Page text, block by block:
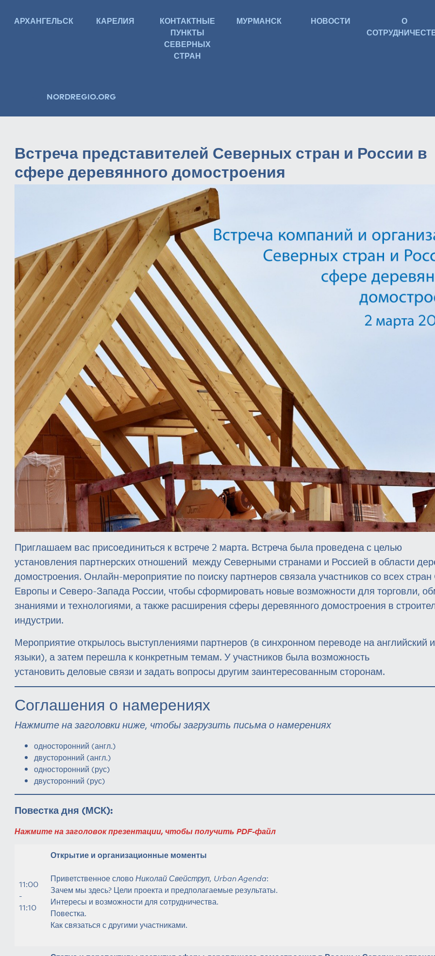
АРХАНГЕЛЬСК КАРЕЛИЯ
КОНТАКТНЫЕ
ПУНКТЫ
СЕВЕРНЫХ
СТРАН
МУРМАНСК НОВОСТИ
О
NORDREGIO.ORG
Встреча представителей Северных стран и России в
сфере деревянного домостроения
Приглашаем вас присоединиться к встрече 2 марта. Встреча была проведена с целью
установления партнерских отношений между Северными странами и Россией в области
домостроения. Онлайн-мероприятие по поиску партнеров связала участников со всех
Европы и Северо-Запада России, чтобы сформировать новые возможности для торговли,
знаниями и технологиями, а также расширения сферы деревянного домостроения в
индустрии.
Мероприятие открылось выступлениями партнеров (в синхронном переводе на английский
языки), а затем перешла к конкретным темам. У участников была возможность
установить деловые связи и задать вопросы другим заинтересованным сторонам.
Соглашения о намерениях
Нажмите на заголовки ниже, чтобы загрузить письма о намерениях
односторонний (англ.)
двусторонний (англ.)
односторонний (рус)
двусторонний (рус)
Повестка дня (МСК):
Нажмите на заголовок презентации, чтобы получить PDF-файл
11:00
-
11:10
Открытие и организационные моменты
Приветственное словоНиколай Свейструп, Urban Agenda:
Зачем мы здесь? Цели проекта и предполагаемые результаты.
Интересы и возможности для сотрудничества.
Повестка.
Как связаться с другими участниками.